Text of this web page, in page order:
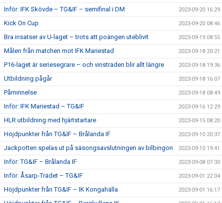
Inför: IFK Skövde – TG&IF – semifinal i DM 2023-09-20 16:29
Kick On Cup 2023-09-20 08:46
Bra insatser av U-laget – trots att poängen uteblivit 2023-09-19 08:55
Målen från matchen mot IFK Mariestad 2023-09-18 20:21
P16-laget är seriesegrare – och vinstraden blir allt längre 2023-09-18 19:36
Utbildning pågår 2023-09-18 16:07
Påminnelse 2023-09-18 08:49
Inför: IFK Mariestad – TG&IF 2023-09-16 12:29
HLR utbildning med hjärtstartare 2023-09-15 08:20
Höjdpunkter från TG&IF – Brålanda IF 2023-09-10 20:37
Jackpotten spelas ut på säsongsavslutningen av bilbingon 2023-09-10 19:41
Inför: TG&IF – Brålanda IF 2023-09-08 07:30
Inför: Åsarp-Trädet – TG&IF 2023-09-01 22:04
Höjdpunkter från TG&IF – IK Kongahälla 2023-09-01 16:17